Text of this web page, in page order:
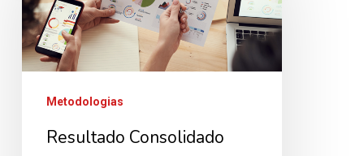
Metodologias
Resultado Consolidado